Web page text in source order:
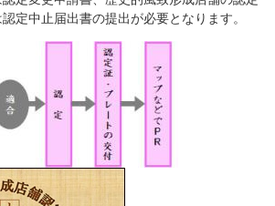
定中止届出書の提出が必要となります。